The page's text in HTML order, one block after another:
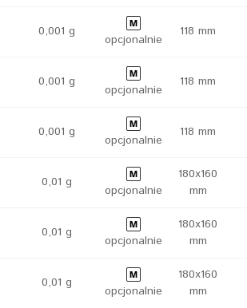
0,001 g
opcjonalnie
118 mm
0,001 g
opcjonalnie
118 mm
0,001 g
opcjonalnie
118 mm
0,01 g
opcjonalnie
180x160
mm
0,01 g
opcjonalnie
180x160
mm
0,01 g
opcjonalnie
180x160
mm